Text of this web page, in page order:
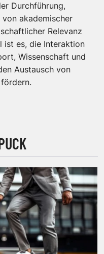
Durchführung,
akademischer
Relevanz
ist es, die Interaktion
Wissenschaft und
Austausch von